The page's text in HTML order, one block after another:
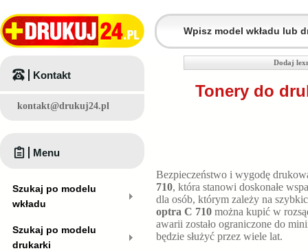
Dodaj
Tonery do
Bezpieczeństwo i wygodę
710, która stanowi doskonałe
dla osób, którym zależy na
optra C 710 można kupić w
awarii zostało ograniczone do
będzie służyć przez wiele lat.
Kontakt
kontakt@drukuj24.pl
Menu
Szukaj po modelu
wkładu
Szukaj po modelu
drukarki